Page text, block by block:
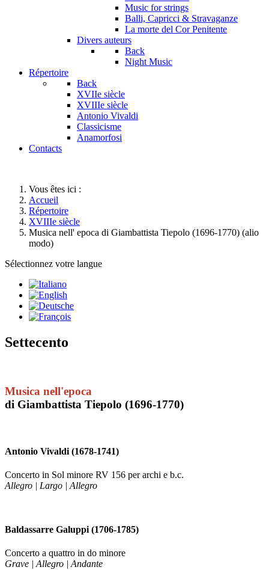
Music for strings
Balli, Capricci & Stravaganze
La morte del Cor Penitente
Divers auteurs
Back
Night Music
Répertoire
Back
XVIIe siècle
XVIIIe siècle
Antonio Vivaldi
Classicisme
Anamorfosi
Contacts
Vous êtes ici :
Accueil
Répertoire
XVIIIe siècle
Musica nell' epoca di Giambattista Tiepolo (1696-1770) (alio
modo)
Sélectionnez votre langue
Settecento
Musica nell'epoca
di Giambattista Tiepolo (1696-1770)
Antonio Vivaldi (1678-1741)
Concerto in Sol minore RV 156 per archi e b.c.
Allegro | Largo | Allegro
Baldassarre Galuppi (1706-1785)
Concerto a quattro in do minore
Grave | Allegro | Andante